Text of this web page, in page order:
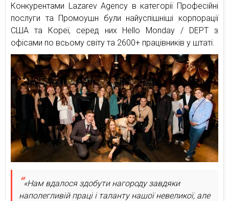
Конкурентами Lazarev Agency в категорії Професійні
послуги та Промоушн були найуспішніші корпорації
США та Кореї, серед них Hello Monday / DEPT з
офісами по всьому світу та 2600+ працівників у штаті.
«Нам вдалося здобути нагороду завдяки
наполегливій праці і таланту нашої невеликої, але